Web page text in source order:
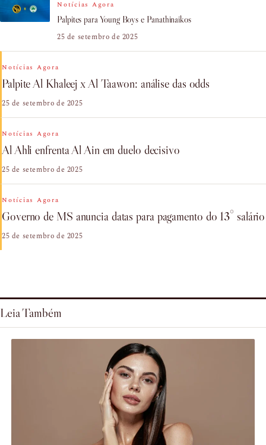
Notícias Agora
Palpites para Young Boys e Panathinaikos
25 de setembro de 2025
Notícias Agora
Palpite Al Khaleej x Al Taawon: análise das odds
25 de setembro de 2025
Notícias Agora
Al Ahli enfrenta Al Ain em duelo decisivo
25 de setembro de 2025
Notícias Agora
Governo de MS anuncia datas para pagamento do 13° salário
25 de setembro de 2025
Leia Também